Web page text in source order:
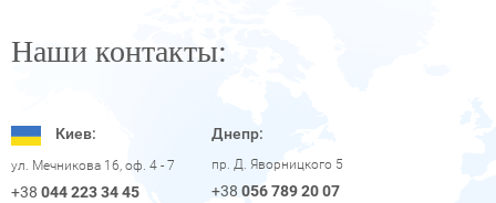
Наши контакты:
Киев:
ул. Мечникова 16, оф. 4 - 7
+38 044 223 34 45
Днепр:
пр. Д. Яворницкого 5
+38 056 789 20 07